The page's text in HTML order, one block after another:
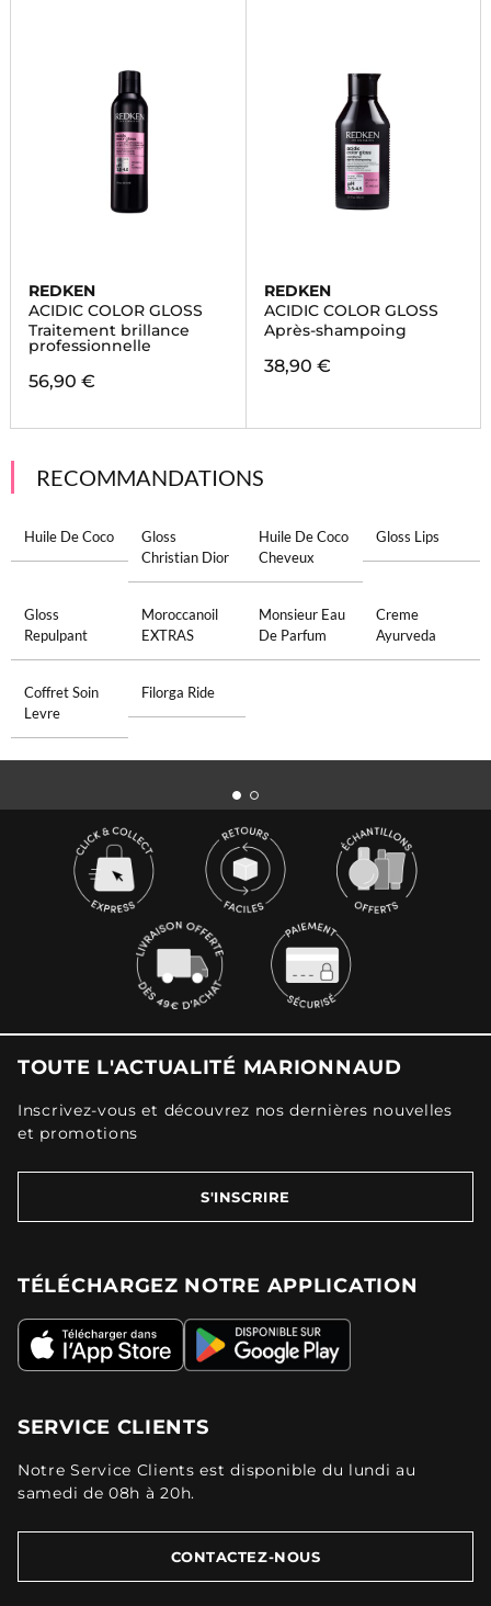
REDKEN
ACIDIC COLOR GLOSS
Traitement brillance
professionnelle
56,90 €
REDKEN
ACIDIC COLOR GLOSS
Après-shampoing
38,90 €
RECOMMANDATIONS
Huile De Coco
Gloss
Christian Dior
Huile De Coco
Cheveux
Gloss Lips
Gloss
Repulpant
Moroccanoil
EXTRAS
Monsieur Eau
De Parfum
Creme
Ayurveda
Coffret Soin
Levre
Filorga Ride
TOUTE L'ACTUALITÉ MARIONNAUD
Inscrivez-vous et découvrez nos dernières nouvelles
et promotions
S'INSCRIRE
TÉLÉCHARGEZ NOTRE APPLICATION
SERVICE CLIENTS
Notre Service Clients est disponible du lundi au
samedi de 08h à 20h.
CONTACTEZ-NOUS